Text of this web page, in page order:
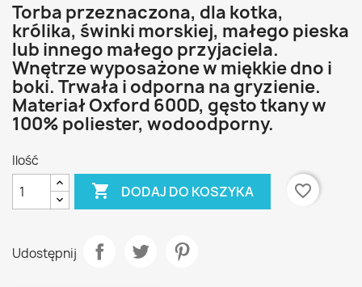
Torba przeznaczona, dla kotka,
królika, świnki morskiej, małego pieska
lub innego małego przyjaciela.
Wnętrze wyposażone w miękkie dno i
boki. Trwała i odporna na gryzienie.
Materiał Oxford 600D, gęsto tkany w
100% poliester, wodoodporny.
Ilość
 DODAJ DO KOSZYKA favorite_border
Udostępnij